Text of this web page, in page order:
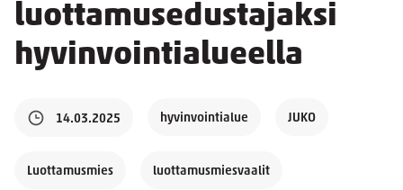
luottamusedustajaksi
hyvinvointialueella
14.03.2025 hyvinvointialue JUKO
Luottamusmies luottamusmiesvaalit